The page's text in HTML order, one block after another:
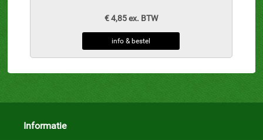
€ 4,85 ex. BTW
info & bestel
Informatie